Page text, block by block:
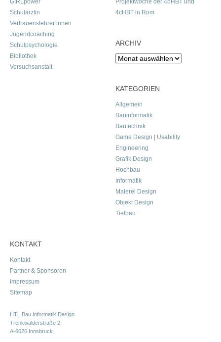
G!RLpower
Schulärztin
Vertrauenslehrer:innen
Jugendcoaching
Schulpsychologie
Bibliothek
Versuchsanstalt
Projektwoche der 4bHBT und
4cHBT in Rom
ARCHIV
Archiv
KATEGORIEN
Allgemein
Bauinformatik
Bautechnik
Game Design | Usability
Engineering
Grafik Design
Hochbau
Informatik
Malerei Design
Objekt Design
Tiefbau
KONTAKT
Kontakt
Partner & Sponsoren
Impressum
Sitemap
HTL Bau Informatik Design
Trenkwalderstraße 2
A-6026 Innsbruck